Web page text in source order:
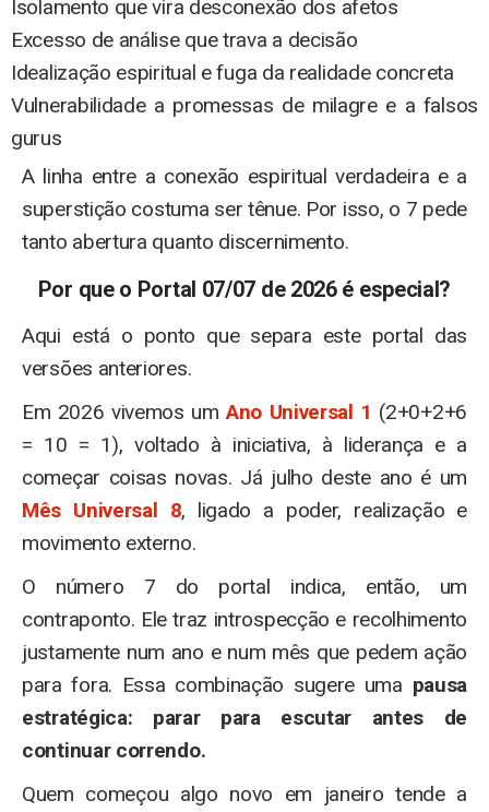
Isolamento que vira desconexão dos afetos
Excesso de análise que trava a decisão
Idealização espiritual e fuga da realidade concreta
Vulnerabilidade a promessas de milagre e a falsos
gurus
A linha entre a conexão espiritual verdadeira e a
superstição costuma ser tênue. Por isso, o 7 pede
tanto abertura quanto discernimento.
Por que o Portal 07/07 de 2026 é especial?
Aqui está o ponto que separa este portal das
versões anteriores.
Em 2026 vivemos umAno Universal 1 (2+0+2+6
= 10 = 1), voltado à iniciativa, à liderança e a
começar coisas novas. Já julho deste ano é um
Mês Universal 8, ligado a poder, realização e
movimento externo.
O número 7 do portal indica, então, um
contraponto. Ele traz introspecção e recolhimento
justamente num ano e num mês que pedem ação
para fora. Essa combinação sugere uma pausa
estratégica: parar para escutar antes de
continuar correndo.
Quem começou algo novo em janeiro tende a